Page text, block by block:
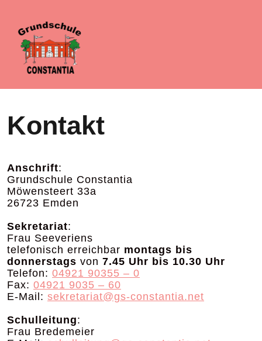
Kontakt
Anschrift:
Grundschule Constantia
Möwensteert 33a
26723 Emden
Sekretariat:
Frau Seeveriens
telefonisch erreichbar montags bis
donnerstags von 7.45 Uhr bis 10.30 Uhr
Telefon: 04921 90355 – 0
Fax: 04921 9035 – 60
E-Mail: sekretariat@gs-constantia.net
Schulleitung:
Frau Bredemeier